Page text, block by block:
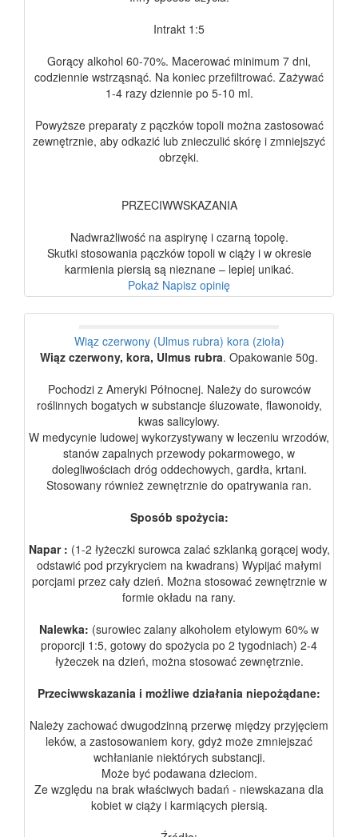
Intrakt 1:5
Gorący alkohol 60-70%. Macerować minimum 7 dni,
codziennie wstrząsnąć. Na koniec przefiltrować. Zażywać
1-4 razy dziennie po 5-10 ml.
Powyższe preparaty z pączków topoli można zastosować
zewnętrznie, aby odkazić lub znieczulić skórę i zmniejszyć
obrzęki.
PRZECIWWSKAZANIA
Nadwrażliwość na aspirynę i czarną topolę.
Skutki stosowania pączków topoli w ciąży i w okresie
karmienia piersią są nieznane – lepiej unikać.
Pokaż Napisz opinię
Wiąz czerwony (Ulmus rubra) kora (zioła)
Wiąz czerwony, kora, Ulmus rubra. Opakowanie 50g.
Pochodzi z Ameryki Północnej. Należy do surowców
roślinnych bogatych w substancje śluzowate, flawonoidy,
kwas salicylowy.
W medycynie ludowej wykorzystywany w leczeniu wrzodów,
stanów zapalnych przewody pokarmowego, w
dolegliwościach dróg oddechowych, gardła, krtani.
Stosowany również zewnętrznie do opatrywania ran.
Sposób spożycia:
Napar : (1-2 łyżeczki surowca zalać szklanką gorącej wody,
odstawić pod przykryciem na kwadrans) Wypijać małymi
porcjami przez cały dzień. Można stosować zewnętrznie w
formie okładu na rany.
Nalewka: (surowiec zalany alkoholem etylowym 60% w
proporcji 1:5, gotowy do spożycia po 2 tygodniach) 2-4
łyżeczek na dzień, można stosować zewnętrznie.
Przeciwwskazania i możliwe działania niepożądane:
Należy zachować dwugodzinną przerwę między przyjęciem
leków, a zastosowaniem kory, gdyż może zmniejszać
wchłanianie niektórych substancji.
Może być podawana dzieciom.
Ze względu na brak właściwych badań - niewskazana dla
kobiet w ciąży i karmiących piersią.